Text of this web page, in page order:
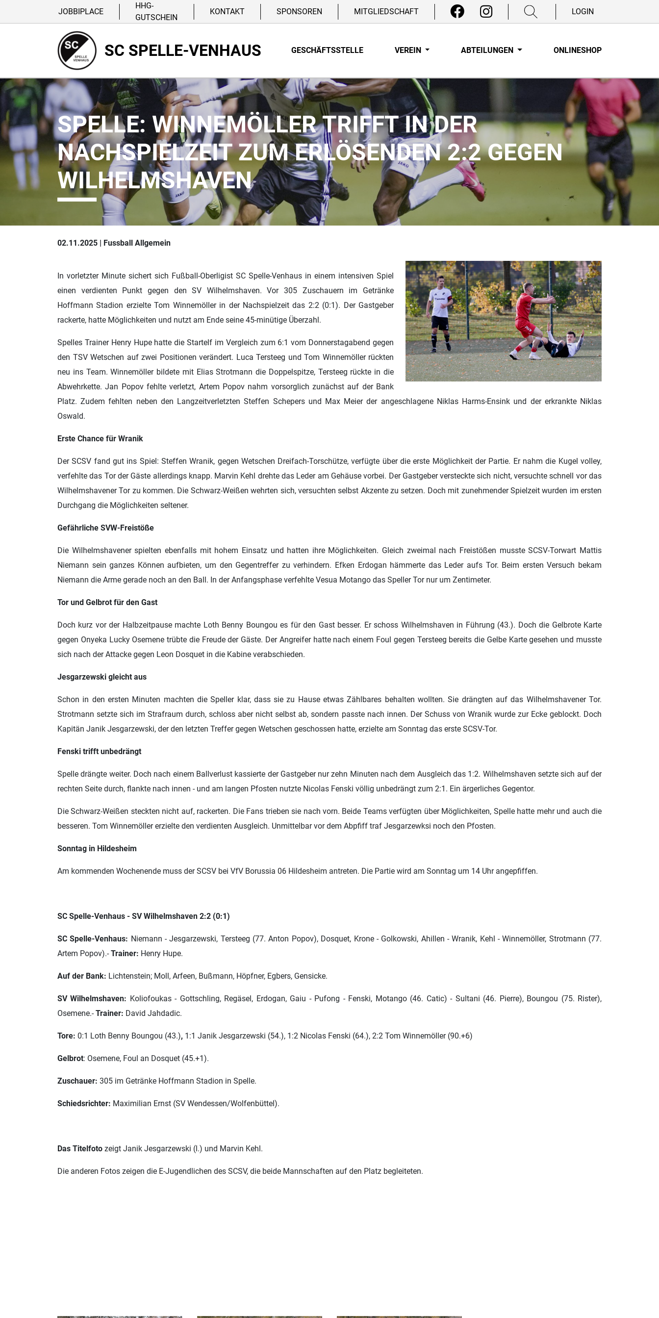
JOBBIPLACE
HHG-
GUTSCHEIN
KONTAKT SPONSOREN MITGLIEDSCHAFT LOGIN
SC SPELLE-VENHAUS GESCHÄFTSSTELLE VEREIN ABTEILUNGEN ONLINESHOP
SPELLE: WINNEMÖLLER TRIFFT IN DER
NACHSPIELZEIT ZUM ERLÖSENDEN 2:2 GEGEN
WILHELMSHAVEN
02.11.2025 | Fussball Allgemein
In vorletzter Minute sichert sich Fußball-Oberligist SC Spelle-Venhaus in einem intensiven Spiel
einen verdienten Punkt gegen den SV Wilhelmshaven. Vor 305 Zuschauern im Getränke
Hoffmann Stadion erzielte Tom Winnemöller in der Nachspielzeit das 2:2 (0:1). Der Gastgeber
rackerte, hatte Möglichkeiten und nutzt am Ende seine 45-minütige Überzahl.
Spelles Trainer Henry Hupe hatte die Startelf im Vergleich zum 6:1 vom Donnerstagabend gegen
den TSV Wetschen auf zwei Positionen verändert. Luca Tersteeg und Tom Winnemöller rückten
neu ins Team. Winnemöller bildete mit Elias Strotmann die Doppelspitze, Tersteeg rückte in die
Abwehrkette. Jan Popov fehlte verletzt, Artem Popov nahm vorsorglich zunächst auf der Bank
Platz. Zudem fehlten neben den Langzeitverletzten Steffen Schepers und Max Meier der angeschlagene Niklas Harms-Ensink und der erkrankte Niklas
Oswald.
Erste Chance für Wranik
Der SCSV fand gut ins Spiel: Steffen Wranik, gegen Wetschen Dreifach-Torschütze, verfügte über die erste Möglichkeit der Partie. Er nahm die Kugel volley,
verfehlte das Tor der Gäste allerdings knapp. Marvin Kehl drehte das Leder am Gehäuse vorbei. Der Gastgeber versteckte sich nicht, versuchte schnell vor das
Wilhelmshavener Tor zu kommen. Die Schwarz-Weißen wehrten sich, versuchten selbst Akzente zu setzen. Doch mit zunehmender Spielzeit wurden im ersten
Durchgang die Möglichkeiten seltener.
Gefährliche SVW-Freistöße
Die Wilhelmshavener spielten ebenfalls mit hohem Einsatz und hatten ihre Möglichkeiten. Gleich zweimal nach Freistößen musste SCSV-Torwart Mattis
Niemann sein ganzes Können aufbieten, um den Gegentreffer zu verhindern. Efken Erdogan hämmerte das Leder aufs Tor. Beim ersten Versuch bekam
Niemann die Arme gerade noch an den Ball. In der Anfangsphase verfehlte Vesua Motango das Speller Tor nur um Zentimeter.
Tor und Gelbrot für den Gast
Doch kurz vor der Halbzeitpause machte Loth Benny Boungou es für den Gast besser. Er schoss Wilhelmshaven in Führung (43.). Doch die Gelbrote Karte
gegen Onyeka Lucky Osemene trübte die Freude der Gäste. Der Angreifer hatte nach einem Foul gegen Tersteeg bereits die Gelbe Karte gesehen und musste
sich nach der Attacke gegen Leon Dosquet in die Kabine verabschieden.
Jesgarzewski gleicht aus
Schon in den ersten Minuten machten die Speller klar, dass sie zu Hause etwas Zählbares behalten wollten. Sie drängten auf das Wilhelmshavener Tor.
Strotmann setzte sich im Strafraum durch, schloss aber nicht selbst ab, sondern passte nach innen. Der Schuss von Wranik wurde zur Ecke geblockt. Doch
Kapitän Janik Jesgarzewski, der den letzten Treffer gegen Wetschen geschossen hatte, erzielte am Sonntag das erste SCSV-Tor.
Fenski trifft unbedrängt
Spelle drängte weiter. Doch nach einem Ballverlust kassierte der Gastgeber nur zehn Minuten nach dem Ausgleich das 1:2. Wilhelmshaven setzte sich auf der
rechten Seite durch, flankte nach innen - und am langen Pfosten nutzte Nicolas Fenski völlig unbedrängt zum 2:1. Ein ärgerliches Gegentor.
Die Schwarz-Weißen steckten nicht auf, rackerten. Die Fans trieben sie nach vorn. Beide Teams verfügten über Möglichkeiten, Spelle hatte mehr und auch die
besseren. Tom Winnemöller erzielte den verdienten Ausgleich. Unmittelbar vor dem Abpfiff traf Jesgarzewksi noch den Pfosten.
Sonntag in Hildesheim
Am kommenden Wochenende muss der SCSV bei VfV Borussia 06 Hildesheim antreten. Die Partie wird am Sonntag um 14 Uhr angepfiffen.
SC Spelle-Venhaus - SV Wilhelmshaven 2:2 (0:1)
SC Spelle-Venhaus: Niemann - Jesgarzewski, Tersteeg (77. Anton Popov), Dosquet, Krone - Golkowski, Ahillen - Wranik, Kehl - Winnemöller, Strotmann (77.
Artem Popov).-Trainer: Henry Hupe.
Auf der Bank: Lichtenstein; Moll, Arfeen, Bußmann, Höpfner, Egbers, Gensicke.
SV Wilhelmshaven: Koliofoukas - Gottschling, Regäsel, Erdogan, Gaiu - Pufong - Fenski, Motango (46. Catic) - Sultani (46. Pierre), Boungou (75. Rister),
Osemene.-Trainer: David Jahdadic.
Tore: 0:1 Loth Benny Boungou (43.), 1:1 Janik Jesgarzewski (54.), 1:2 Nicolas Fenski (64.), 2:2 Tom Winnemöller (90.+6)
Gelbrot: Osemene, Foul an Dosquet (45.+1).
Zuschauer: 305 im Getränke Hoffmann Stadion in Spelle.
Schiedsrichter: Maximilian Ernst (SV Wendessen/Wolfenbüttel).
Das Titelfoto zeigt Janik Jesgarzewski (l.) und Marvin Kehl.
Die anderen Fotos zeigen die E-Jugendlichen des SCSV, die beide Mannschaften auf den Platz begleiteten.